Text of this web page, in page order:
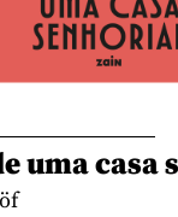
uma casa